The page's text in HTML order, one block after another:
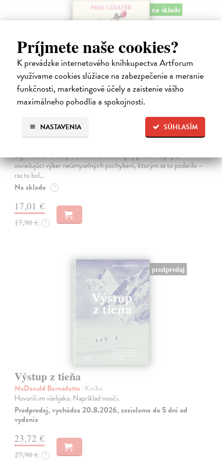
Príjmete naše cookies?
K prevádzke internetového kníhkupectva Artforum
využívame cookies slúžiace na zabezpečenie a meranie
funkčnosti, marketingové účely a zaistenie vášho
maximálneho pohodlia a spokojnosti.
SÚHLASÍM
NASTAVENIA
na sklade
10 omylov, ktoré zmenili dejiny
Coulter Paul| Kniha
dejín. Kniha 10 omylov, ktoré zmenili dejiny prináša vtipný a
osviežujúci výber neúmyselných pochybení, ktorým sa to podarilo –
raz to bol…
Na sklade ?
17,01 €
17,90 € ?
predpredaj
Výstup z tieňa
McDonald Bernadette | Kniha
Hovorili im všelijako. Napríklad nosiči.
Predpredaj, vychádza 20.8.2026, zasielame do 5 dní od
vydania
23,72 €
27,90 € ?